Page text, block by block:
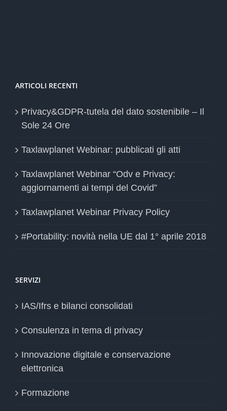
ARTICOLI RECENTI
Privacy&GDPR-tutela del dato sostenibile – Il
Sole 24 Ore
Taxlawplanet Webinar: pubblicati gli atti
Taxlawplanet Webinar “Odv e Privacy:
aggiornamenti ai tempi del Covid”
Taxlawplanet Webinar Privacy Policy
#Portability: novità nella UE dal 1° aprile 2018
SERVIZI
IAS/Ifrs e bilanci consolidati
Consulenza in tema di privacy
Innovazione digitale e conservazione
elettronica
Formazione